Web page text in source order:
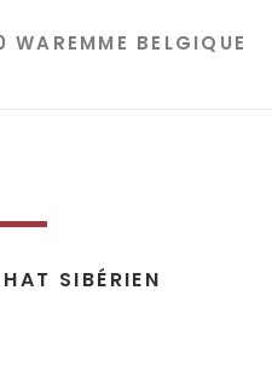
BELGIQUE
SIBÉRIEN